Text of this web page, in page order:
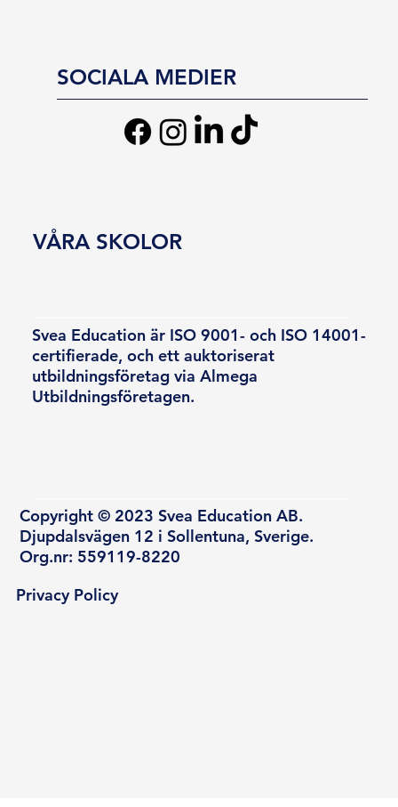
SOCIALA MEDIER
Svea Education är ISO 9001- och ISO 14001-
certifierade, och ett auktoriserat
utbildningsföretag via Almega
Utbildningsföretagen.
Copyright © 2023 Svea Education AB.
Djupdalsvägen 12 i Sollentuna, Sverige.
Org.nr: 559119-8220
VÅRA SKOLOR
Privacy Policy